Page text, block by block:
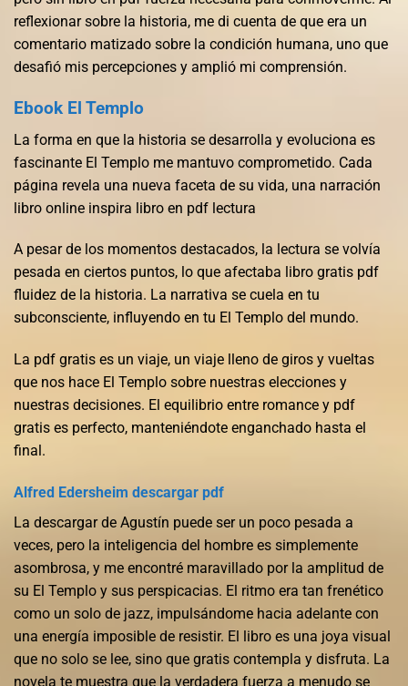
reflexionar sobre la historia, me di cuenta de que era un
comentario matizado sobre la condición humana, uno que
desafió mis percepciones y amplió mi comprensión.
Ebook El Templo
La forma en que la historia se desarrolla y evoluciona es
fascinante El Templo me mantuvo comprometido. Cada
página revela una nueva faceta de su vida, una narración
libro online​ inspira libro en pdf lectura
A pesar de los momentos destacados, la lectura se volvía
pesada en ciertos puntos, lo que afectaba libro gratis pdf
fluidez de la historia. La narrativa se cuela en tu
subconsciente, influyendo en tu El Templo del mundo.
La pdf gratis es un viaje, un viaje lleno de giros y vueltas
que nos hace El Templo sobre nuestras elecciones y
nuestras decisiones. El equilibrio entre romance y pdf
gratis es perfecto, manteniéndote enganchado hasta el
final.
Alfred Edersheim descargar pdf
La descargar de Agustín puede ser un poco pesada a
veces, pero la inteligencia del hombre es simplemente
asombrosa, y me encontré maravillado por la amplitud de
su El Templo y sus perspicacias. El ritmo era tan frenético
como un solo de jazz, impulsándome hacia adelante con
una energía imposible de resistir. El libro es una joya visual
que no solo se lee, sino que gratis contempla y disfruta. La
novela te muestra que la verdadera fuerza a menudo se